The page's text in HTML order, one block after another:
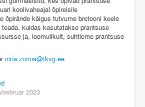
koolivaheajal õpireisile
õpirände käigus tutvume bretooni keele
kuidas kasutatakse prantsuse
ja, loomulikult, suhtleme prantsuse
irina.zorina@tkvg.ee
2023